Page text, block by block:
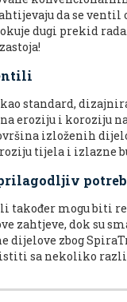
da se ventil
dugi prekid
standard,
eroziju i koroziju
izloženih
tijela i izlazne
također mogu biti
zahtjeve, dok su
dijelove zbog
sa nekoliko